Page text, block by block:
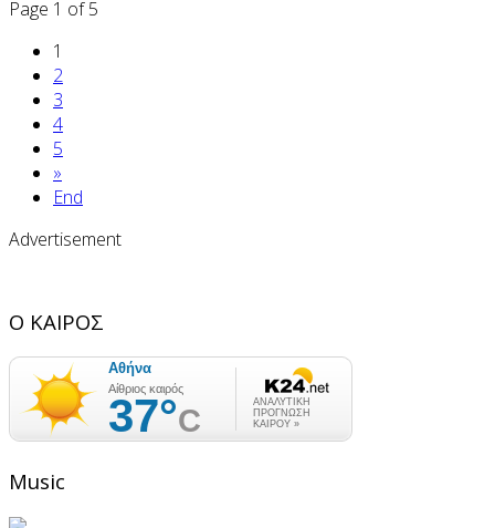
Page 1 of 5
1
2
3
4
5
»
End
Advertisement
Ο ΚΑΙΡΟΣ
Music